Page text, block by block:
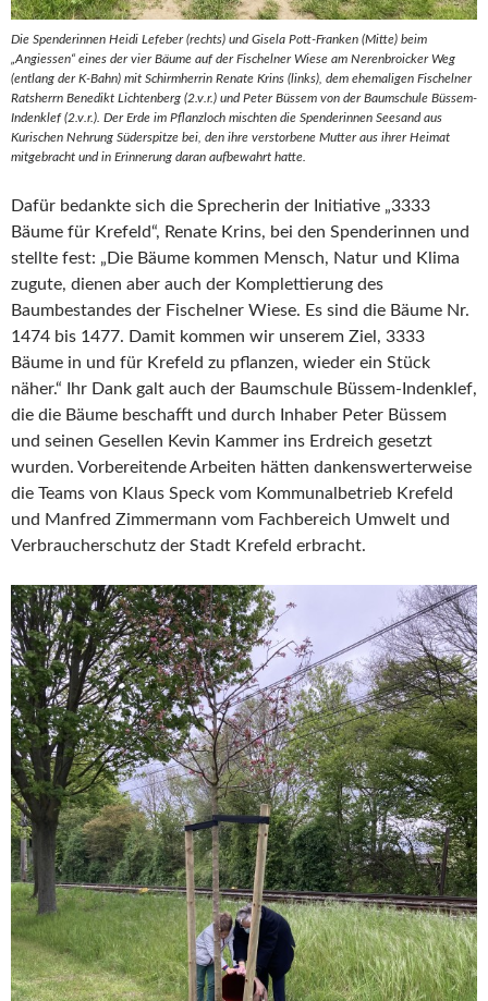
Die Spenderinnen Heidi Lefeber (rechts) und Gisela Pott-Franken (Mitte) beim
„Angiessen“ eines der vier Bäume auf der Fischelner Wiese am Nerenbroicker Weg
(entlang der K-Bahn) mit Schirmherrin Renate Krins (links), dem ehemaligen Fischelner
Ratsherrn Benedikt Lichtenberg (2.v.r.) und Peter Büssem von der Baumschule Büssem-
Indenklef (2.v.r.). Der Erde im Pflanzloch mischten die Spenderinnen Seesand aus
Kurischen Nehrung Süderspitze bei, den ihre verstorbene Mutter aus ihrer Heimat
mitgebracht und in Erinnerung daran aufbewahrt hatte.
Dafür bedankte sich die Sprecherin der Initiative „3333
Bäume für Krefeld“, Renate Krins, bei den Spenderinnen und
stellte fest: „Die Bäume kommen Mensch, Natur und Klima
zugute, dienen aber auch der Komplettierung des
Baumbestandes der Fischelner Wiese. Es sind die Bäume Nr.
1474 bis 1477. Damit kommen wir unserem Ziel, 3333
Bäume in und für Krefeld zu pflanzen, wieder ein Stück
näher.“ Ihr Dank galt auch der Baumschule Büssem-Indenklef,
die die Bäume beschafft und durch Inhaber Peter Büssem
und seinen Gesellen Kevin Kammer ins Erdreich gesetzt
wurden. Vorbereitende Arbeiten hätten dankenswerterweise
die Teams von Klaus Speck vom Kommunalbetrieb Krefeld
und Manfred Zimmermann vom Fachbereich Umwelt und
Verbraucherschutz der Stadt Krefeld erbracht.